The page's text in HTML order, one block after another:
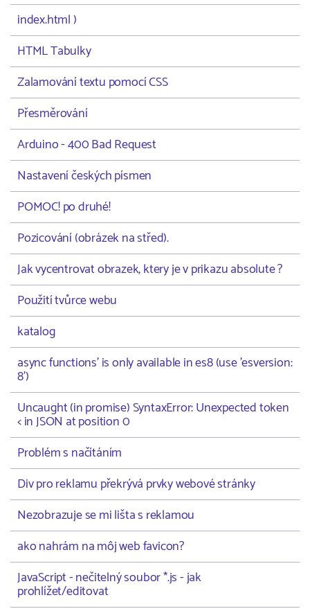
index.html )
HTML Tabulky
Zalamování textu pomocí CSS
Přesměrování
Arduino - 400 Bad Request
Nastavení českých písmen
POMOC! po druhé!
Pozicování (obrázek na střed).
Jak vycentrovat obrazek, ktery je v prikazu absolute ?
Použití tvůrce webu
katalog
async functions' is only available in es8 (use 'esversion:
8')
Uncaught (in promise) SyntaxError: Unexpected token
< in JSON at position 0
Problém s načítáním
Div pro reklamu překrývá prvky webové stránky
Nezobrazuje se mi lišta s reklamou
ako nahrám na môj web favicon?
JavaScript - nečitelný soubor *.js - jak
prohlížet/editovat